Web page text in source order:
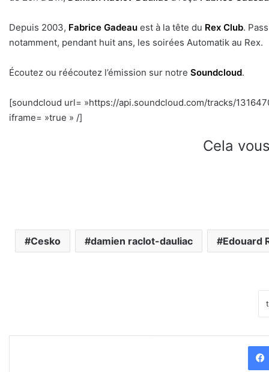
Depuis 2003, Fabrice Gadeau est à la tête du Rex Club.
notamment, pendant huit ans, les soirées Automatik au Rex.
Écoutez ou réécoutez l’émission sur notre Soundcloud.
[soundcloud url= »https://api.soundcloud.com/tracks/
iframe= »true » /]
Cela
Cesko damien raclot-dauliac Edouard